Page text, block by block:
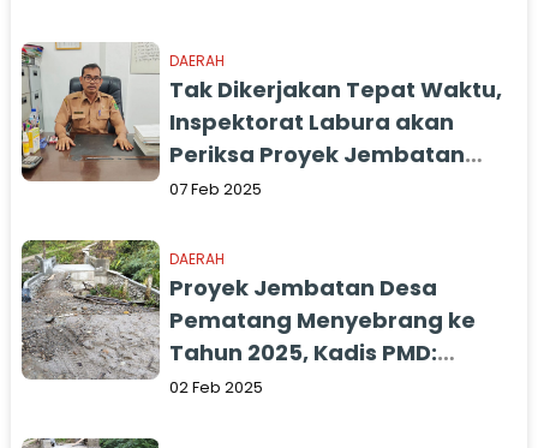
DAERAH
Tak Dikerjakan Tepat Waktu,
Inspektorat Labura akan
Periksa Proyek Jembatan
Desa Pematang
07 Feb 2025
DAERAH
Proyek Jembatan Desa
Pematang Menyebrang ke
Tahun 2025, Kadis PMD:
Kembalikan Anggarannya ke
02 Feb 2025